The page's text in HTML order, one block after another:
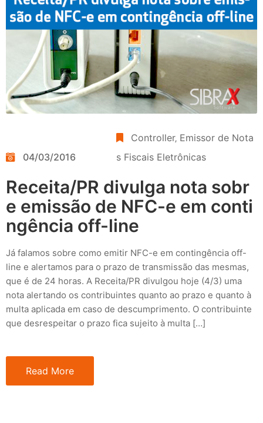
04/03/2016
Controller‚ Emissor de Nota
s Fiscais Eletrônicas
Receita/PR divulga nota sobr
e emissão de NFC-e em conti
ngência off-line
Já falamos sobre como emitir NFC-e em contingência off-
line e alertamos para o prazo de transmissão das mesmas,
que é de 24 horas. A Receita/PR divulgou hoje (4/3) uma
nota alertando os contribuintes quanto ao prazo e quanto à
multa aplicada em caso de descumprimento. O contribuinte
que desrespeitar o prazo fica sujeito à multa […]
Read More